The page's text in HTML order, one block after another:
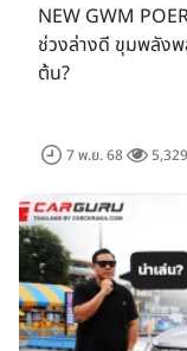
NEW GWM
ช่วงล่างดี ขุมพลังพ
ต้น?
7 พ.ย. 68
5,329